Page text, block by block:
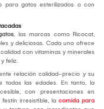
para gatos esterilizados o con
, las marcas como Ricocat,
y deliciosas. Cada una ofrece
con vitaminas y minerales
feliz.
relación calidad-precio y su
todas las edades. En tanto, la
con presentaciones en
irresistible, la comida para